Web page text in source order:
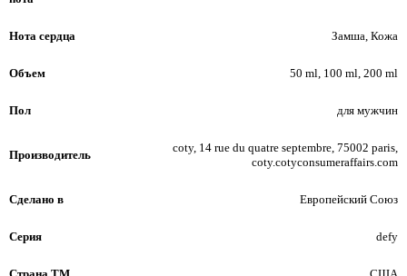
Нота сердца Замша, Кожа
Объем 50 ml, 100 ml, 200 ml
Пол для мужчин
Производитель
coty, 14 rue du quatre septembre, 75002 paris,
coty.cotyconsumeraffairs.com
Сделано в Европейский Союз
Серия defy